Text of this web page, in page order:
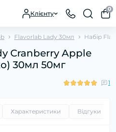
Клієнту
0
Flavorlab Lady 30мл Набір
Cranberry Apple
30мл 50мг
1
Характеристики Відгуки